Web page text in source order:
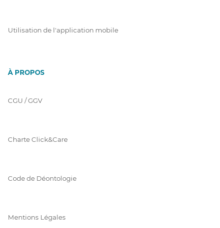
Utilisation de l'application mobile
À PROPOS
CGU / GGV
Charte Click&Care
Code de Déontologie
Mentions Légales